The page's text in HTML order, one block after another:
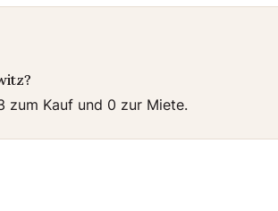
zum Kauf und 0 zur Miete.